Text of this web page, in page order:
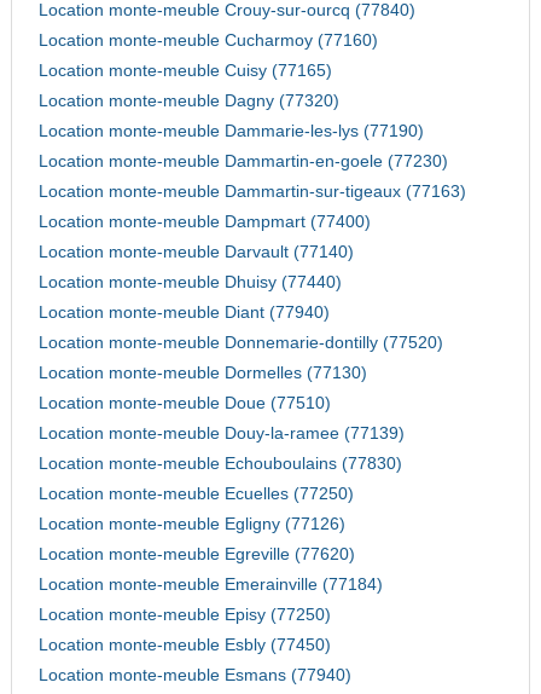
Location monte-meuble Crouy-sur-ourcq (77840)
Location monte-meuble Cucharmoy (77160)
Location monte-meuble Cuisy (77165)
Location monte-meuble Dagny (77320)
Location monte-meuble Dammarie-les-lys (77190)
Location monte-meuble Dammartin-en-goele (77230)
Location monte-meuble Dammartin-sur-tigeaux (77163)
Location monte-meuble Dampmart (77400)
Location monte-meuble Darvault (77140)
Location monte-meuble Dhuisy (77440)
Location monte-meuble Diant (77940)
Location monte-meuble Donnemarie-dontilly (77520)
Location monte-meuble Dormelles (77130)
Location monte-meuble Doue (77510)
Location monte-meuble Douy-la-ramee (77139)
Location monte-meuble Echouboulains (77830)
Location monte-meuble Ecuelles (77250)
Location monte-meuble Egligny (77126)
Location monte-meuble Egreville (77620)
Location monte-meuble Emerainville (77184)
Location monte-meuble Episy (77250)
Location monte-meuble Esbly (77450)
Location monte-meuble Esmans (77940)